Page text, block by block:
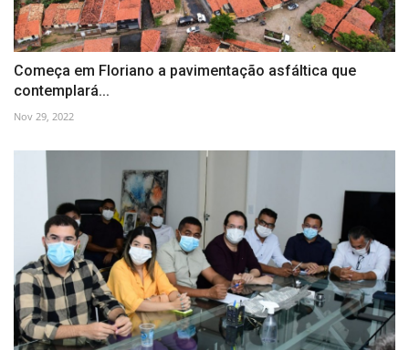
Começa em Floriano a pavimentação asfáltica que
contemplará...
Nov 29, 2022